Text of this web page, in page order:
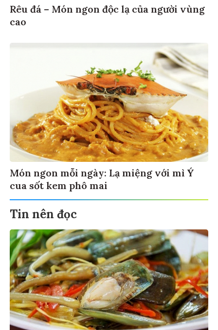
Rêu đá – Món ngon độc lạ của người vùng
cao
Món ngon mỗi ngày: Lạ miệng với mì Ý
cua sốt kem phô mai
Tin nên đọc